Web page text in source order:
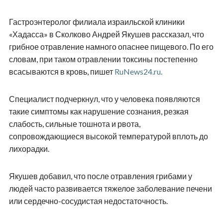
Гастроэнтеролог филиала израильской клиники
«Хадасса» в Сколково Андрей Якушев рассказал, что
грибное отравление намного опаснее пищевого. По его
словам, при таком отравлении токсины постепенно
всасываются в кровь, пишет RuNews24.ru.
Специалист подчеркнул, что у человека появляются
такие симптомы как нарушение сознания, резкая
слабость, сильные тошнота и рвота,
сопровождающиеся высокой температурой вплоть до
лихорадки.
Якушев добавил, что после отравления грибами у
людей часто развивается тяжелое заболевание печени
или сердечно-сосудистая недостаточность.